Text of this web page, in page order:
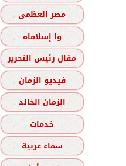
مصر العظمى
وا إسلاماه
مقال رئيس التحرير
فيديو الزمان
الزمان الخالد
خدمات
سماء عربية